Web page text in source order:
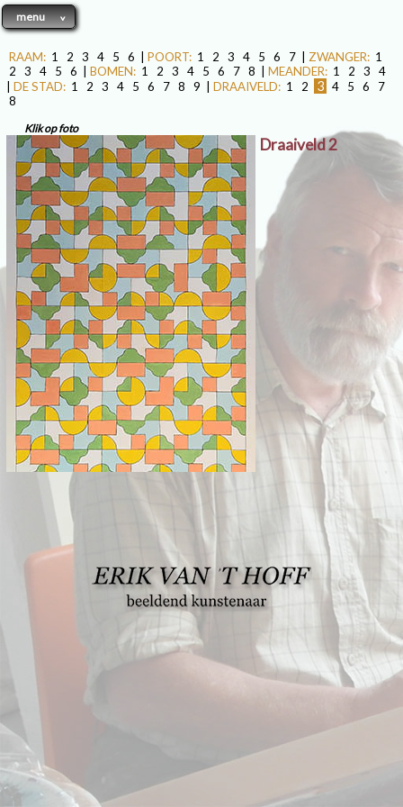
menu
RAAM: 1 2 3 4 5 6 |POORT: 1 2 3 4 5 6 7 ZWANGER: 1
2
3 4 5 6 |BOMEN: 1 2 3 4 5 6 7 8 |MEANDER: 1 2 3
4
|DE STAD: 1 2 3 4 5 6 7 8 9 |DRAAIVELD: 1 2 3 4 5 6
7
8
Klik op foto
Draaiveld 2